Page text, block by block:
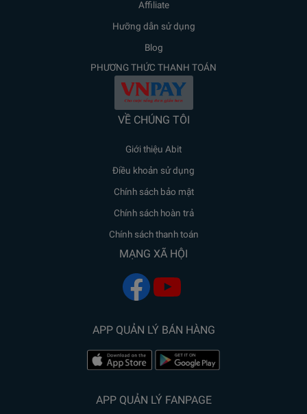
Affiliate
Hưỡng dẫn sử dụng
Blog
PHƯƠNG THỨC THANH TOÁN
VỀ CHÚNG TÔI
Giới thiệu Abit
Điều khoản sử dụng
Chính sách bảo mật
Chính sách hoàn trả
Chính sách thanh toán
MẠNG XÃ HỘI
APP QUẢN LÝ BÁN HÀNG
APP QUẢN LÝ FANPAGE